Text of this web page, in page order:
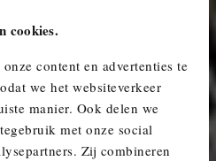
cookies.
content en advertenties te
we het websiteverkeer
manier. Ook delen we
met onze social
Zij combineren
OCCASIONS
een moderne keuze.